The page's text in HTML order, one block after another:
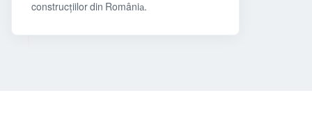
construcțiilor din România.